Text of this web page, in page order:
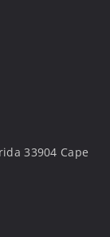
33904 Cape